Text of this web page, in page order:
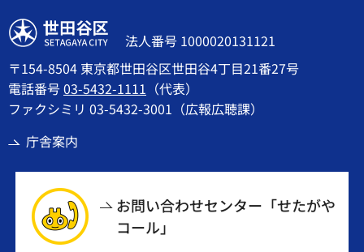
世田谷区
法人番号 1000020131121
〒154-8504 東京都世田谷区世田谷4丁目21番27号
電話番号03-5432-1111 （代表）
ファクシミリ 03-5432-3001（広報広聴課）
庁舎案内
お問い合わせセンター「せたがや
コール」